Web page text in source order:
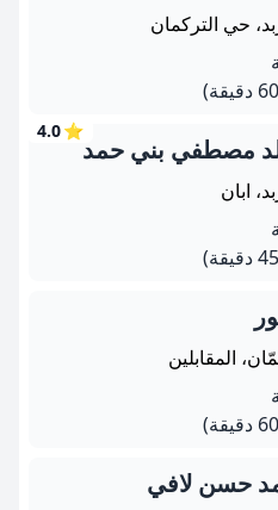
حي التركمان
⭐
4.0
مصطفي بني حمد
ابان
المقابلين
حسن لافي